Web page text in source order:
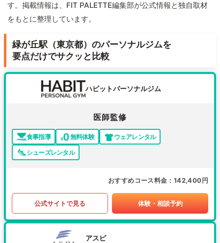
す。掲載情報は、FIT PALETTE編集部が公式情報と独自取材
をもとに整理しています。
緑が丘駅（東京都）のパーソナルジムを
要点だけでサクッと比較
ハビットパーソナルジム
医師監修
食事指導 無料体験
ウェアレンタル
シューズレンタル
おすすめコース料金 142,400円
公式サイトで見る 体験・相談予約
アスピ